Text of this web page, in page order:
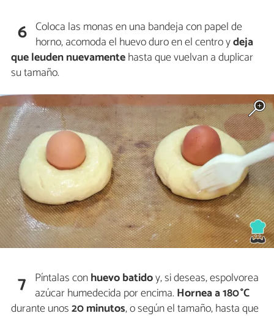
6 Coloca las monas en una bandeja con papel de
horno, acomoda el huevo duro en el centro ydeja
que leuden nuevamentehasta que vuelvan a duplicar
su tamaño.
7 Píntalas conhuevo batidoy, si deseas, espolvorea
azúcar humedecida por encima. Hornea a 180 °C
durante unos20 minutos, o según el tamaño, hasta que